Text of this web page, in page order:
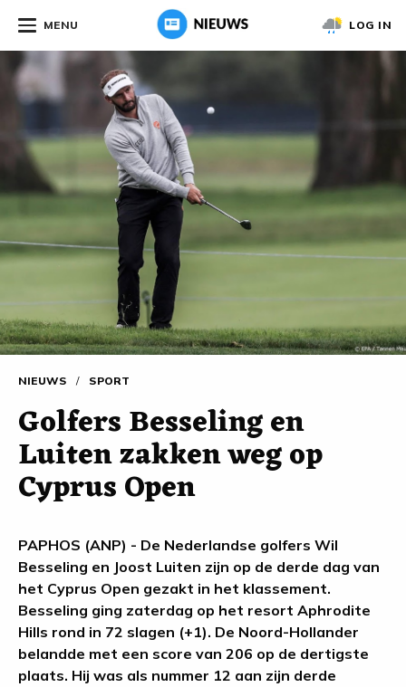
MENU LOG IN
NIEUWS / SPORT
Golfers Besseling en
Luiten zakken weg op
Cyprus Open
PAPHOS (ANP) - De Nederlandse golfers Wil
Besseling en Joost Luiten zijn op de derde dag van
het Cyprus Open gezakt in het klassement.
Besseling ging zaterdag op het resort Aphrodite
Hills rond in 72 slagen (+1). De Noord-Hollander
belandde met een score van 206 op de dertigste
plaats. Hij was als nummer 12 aan zijn derde